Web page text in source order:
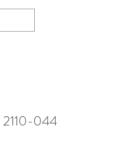
2110-044